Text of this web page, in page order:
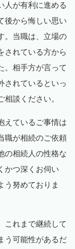
人が有利に進める
後から悔しい思い
。当職は、立場の
されている方から
。相手方が言って
されているといっ
談ください。
えているご事情は
職が相続のご依頼
の相続人の性格な
かつ深くお伺い
う努めておりま
これまで継続して
う可能性があるだ